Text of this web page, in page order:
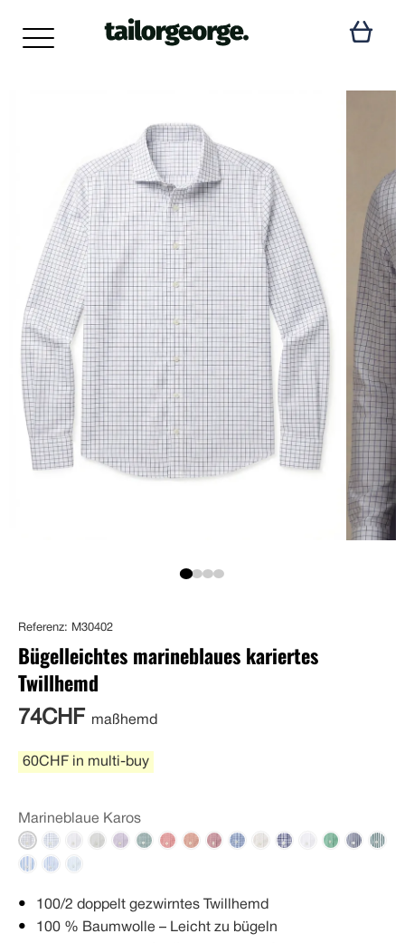
Referenz: M30402
Bügelleichtes marineblaues kariertes
Twillhemd
74CHF maßhemd
60CHF in multi-buy
Marineblaue Karos
100/2 doppelt gezwirntes Twillhemd
100 % Baumwolle – Leicht zu bügeln